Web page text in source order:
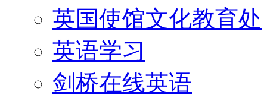
英国使馆文化教育处
英语学习
剑桥在线英语